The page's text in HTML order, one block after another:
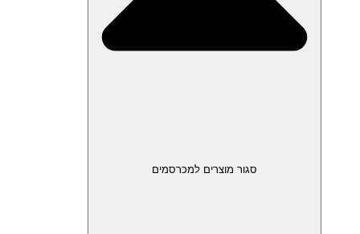
סגור מוצרים למכרסמים